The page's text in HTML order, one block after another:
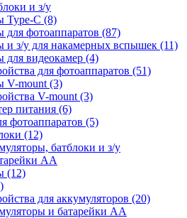
и з/у
Type-C (8)
для фотоаппаратов (87)
и з/у для накамерных вспышек (11)
для видеокамер (4)
для фотоаппаратов (51)
V-mount (3)
V-mount (3)
питания (6)
фотоаппаратов (5)
(12)
батблоки и з/у
AA
(12)
для аккумуляторов (20)
и батарейки AA